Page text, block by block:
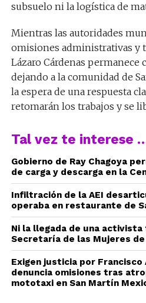
subsuelo ni la logística de
Mientras las autoridades
omisiones administrativas y
Lázaro Cárdenas permanece
dejando a la comunidad de
la espera de una respuesta
retomarán los trabajos y se
Tal vez te interese
Gobierno de Ray Chagoya
de carga y descarga en la
Infiltración de la AEI
operaba en restaurante de
Ni la llegada de una
Secretaría de las Mujeres de
Exigen justicia por Francisco
denuncia omisiones tras
mototaxi en San Martín